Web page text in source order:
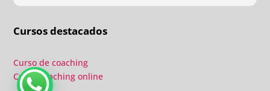
añadido con multitud de formaciones, seminarios y
gran liderazgo de Beatriz Ricondo!!!
Cursos destacados
Curso de coaching
Curso coaching online